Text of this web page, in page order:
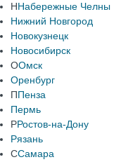
ННабережные Челны
Нижний Новгород
Новокузнецк
Новосибирск
ООмск
Оренбург
ППенза
Пермь
РРостов-на-Дону
Рязань
ССамара